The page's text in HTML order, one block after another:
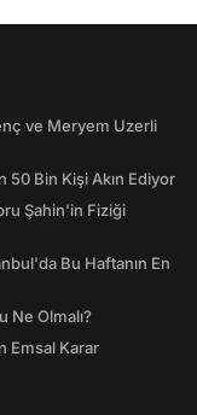
ve Meryem Uzerli
50 Bin Kişi Akın Ediyor
Şahin'in Fiziği
Bu Haftanın En
Ne Olmalı?
Emsal Karar